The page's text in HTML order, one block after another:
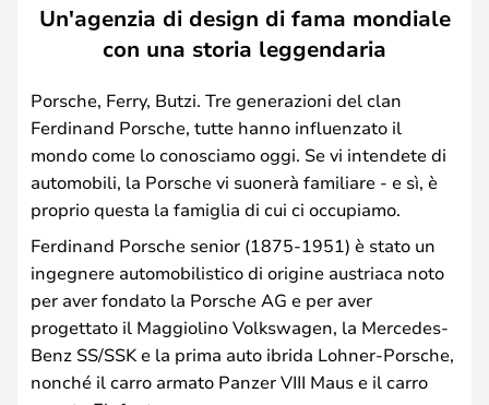
Un'agenzia di design di fama mondiale
con una storia leggendaria
Porsche, Ferry, Butzi. Tre generazioni del clan
Ferdinand Porsche, tutte hanno influenzato il
mondo come lo conosciamo oggi. Se vi intendete di
automobili, la Porsche vi suonerà familiare - e sì, è
proprio questa la famiglia di cui ci occupiamo.
Ferdinand Porsche senior (1875-1951) è stato un
ingegnere automobilistico di origine austriaca noto
per aver fondato la Porsche AG e per aver
progettato il Maggiolino Volkswagen, la Mercedes-
Benz SS/SSK e la prima auto ibrida Lohner-Porsche,
nonché il carro armato Panzer VIII Maus e il carro